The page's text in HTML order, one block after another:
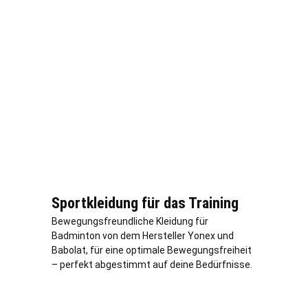
Sportkleidung für das Training
Bewegungsfreundliche Kleidung für
Badminton von dem Hersteller Yonex und
Babolat, für eine optimale Bewegungsfreiheit
– perfekt abgestimmt auf deine Bedürfnisse.